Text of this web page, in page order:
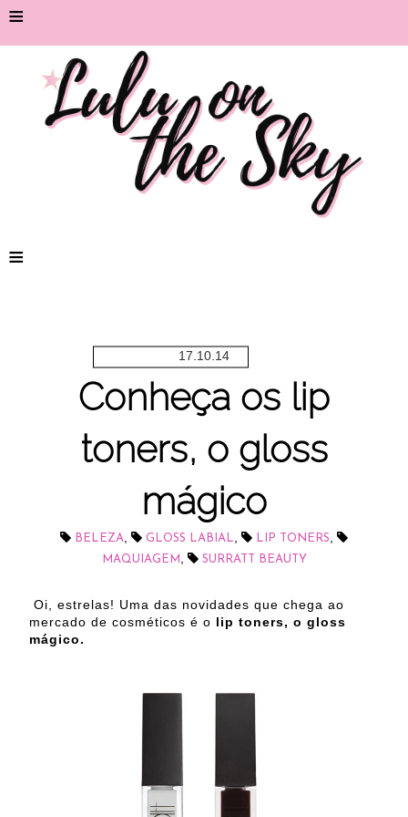
≡
≡
17.10.14
Conheça os lip
toners, o gloss
mágico
BELEZA, GLOSS LABIAL, LIP TONERS,
MAQUIAGEM , SURRATT BEAUTY
Oi, estrelas! Uma das novidades que chega ao
mercado de cosméticos é o lip toners, o gloss
mágico.